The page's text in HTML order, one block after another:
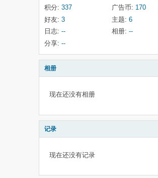
积分: 337 广告币: 170
好友: 3 主题: 6
日志: -- 相册: --
分享: --
相册
现在还没有相册
记录
现在还没有记录